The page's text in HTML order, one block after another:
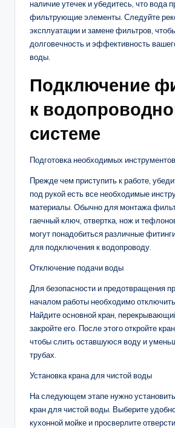
наличие утечек и убедитесь, что вода
фильтрующие элементы. Следуйте
эксплуатации и замене фильтров,
долговечность и эффективность
воды.
Подключение
к
системе
Подготовка необходимых
Прежде чем приступить к работе,
под рукой есть все необходимые
материалы. Обычно для монтажа
гаечный ключ, отвертка, нож и
могут понадобиться различные
для подключения к водопроводу.
Отключение подачи воды
Для безопасности и предотвращения
началом работы необходимо
Найдите основной кран,
закройте его. После этого откройте
чтобы слить оставшуюся воду и
трубах.
Установка крана для чистой воды
На следующем этапе нужно
кран для чистой воды. Выберите
кухонной мойке и просверлите